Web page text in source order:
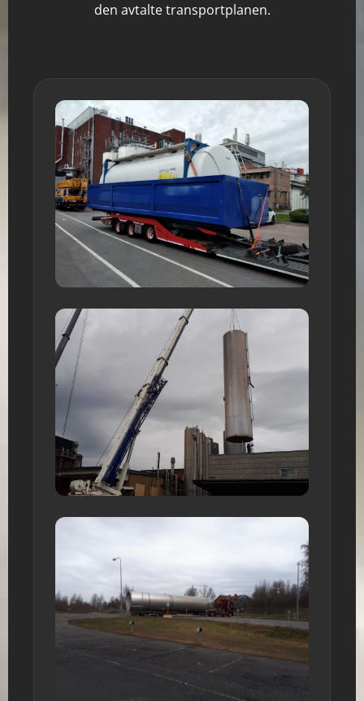
den avtalte transportplanen.